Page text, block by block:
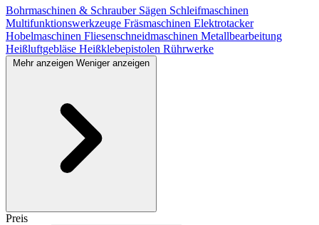
Bohrmaschinen & Schrauber Sägen Schleifmaschinen
Multifunktionswerkzeuge Fräsmaschinen Elektrotacker
Hobelmaschinen Fliesenschneidmaschinen Metallbearbeitung
Heißluftgebläse Heißklebepistolen Rührwerke
Mehr anzeigen Weniger anzeigen
Preis